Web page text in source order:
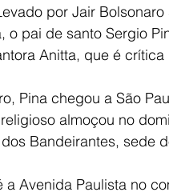
por Jair
o pai de santo Sergio
Anitta, que é
Pina chegou a São
almoçou no
Bandeirantes, sede
Avenida Paulista no